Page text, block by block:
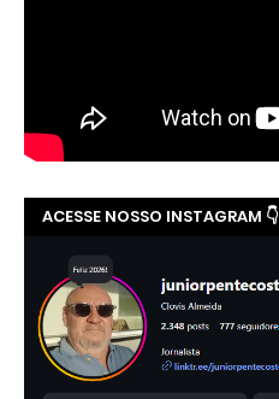
ACESSE NOSSO INSTAGRAM 👇